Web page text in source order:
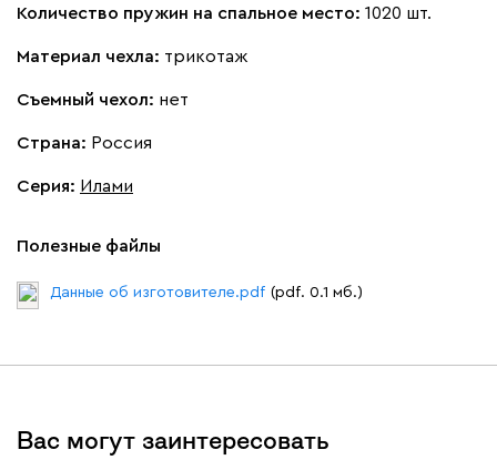
Количество пружин на спальное место: 1020 шт.
Материал чехла: трикотаж
Съемный чехол: нет
Страна: Россия
Серия: Илами
Полезные файлы
Данные об изготовителе.pdf (pdf. 0.1 мб.)
Вас могут заинтересовать